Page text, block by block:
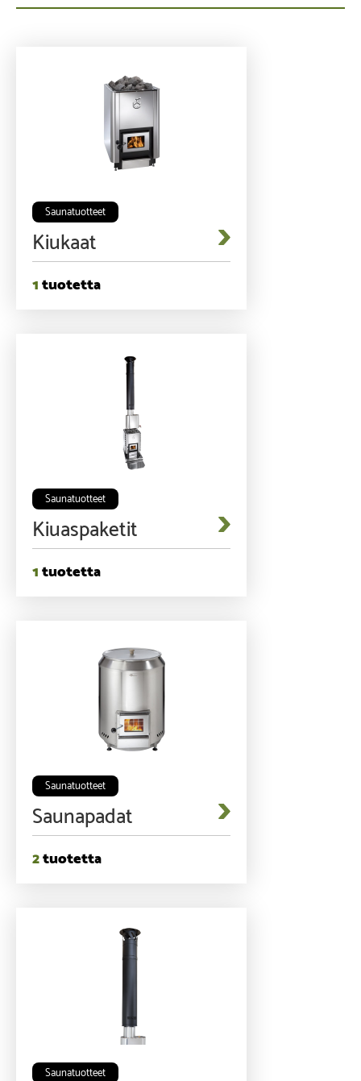
Saunatuotteet
Kiukaat
1
Saunatuotteet
Kiuaspaketit
1
Saunatuotteet
Saunapadat
2
Saunatuotteet